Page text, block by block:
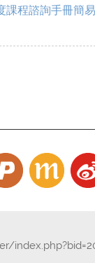
課程諮詢手冊簡